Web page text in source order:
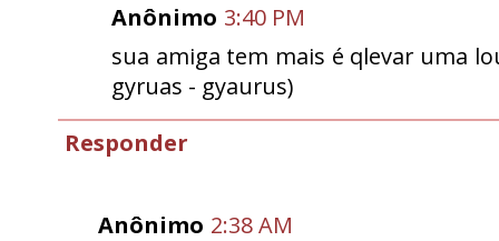
Anônimo 3:40 PM
sua amiga tem mais é qlevar uma
gyruas - gyaurus)
Responder
Anônimo 2:38 AM